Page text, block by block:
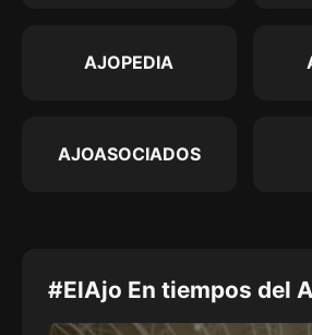
AJOPEDIA
AJOASOCIADOS
#ElAjo En tiempos del